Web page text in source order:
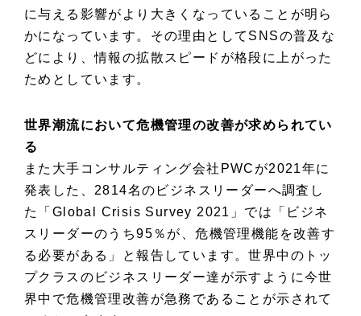
に与える影響がより大きくなっていることが明ら
かになっています。その理由として SNSの普及な
どにより、情報の拡散スピードが格段に上がった
ため としています。
世界潮流において危機管理の改善が求められてい
る
また大手コンサルティング会社PWCが2021年に
発表した、2814名のビジネスリーダーへ調査し
た「Global Crisis Survey 2021」では「ビジネ
スリーダーのうち95％が、危機管理機能を改善す
る必要がある」と報告しています。世界中のトッ
プクラスのビジネスリーダー達が示すように今世
界中で危機管理改善が急務であることが示されて